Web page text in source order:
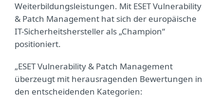
Weiterbildungsleistungen. Mit ESET Vulnerability
& Patch Management hat sich der europäische
IT-Sicherheitshersteller als „Champion“
positioniert.
„ESET Vulnerability & Patch Management
überzeugt mit herausragenden Bewertungen in
den entscheidenden Kategorien: